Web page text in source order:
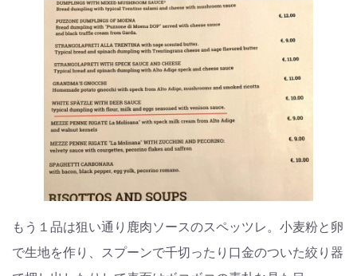
もう１品は狙い通り鹿肉ソースのスペッツレ。小麦粉と卵
で生地を作り、スプーンで千切ったり口金のついた絞り器